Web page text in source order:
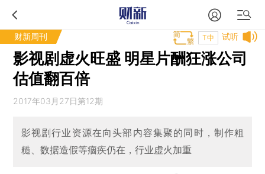
财新周刊 试听
T中
影视剧虚火旺盛 明星片酬狂涨公司
估值翻百倍
2017年03月27日第12期
影视剧行业资源在向头部内容集聚的同时，制作粗
糙、数据造假等痼疾仍在，行业虚火加重